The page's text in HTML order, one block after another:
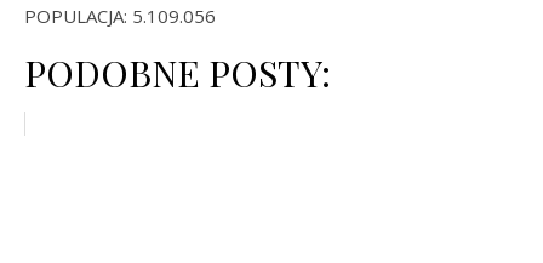
POPULACJA: 5.109.056
PODOBNE POSTY: